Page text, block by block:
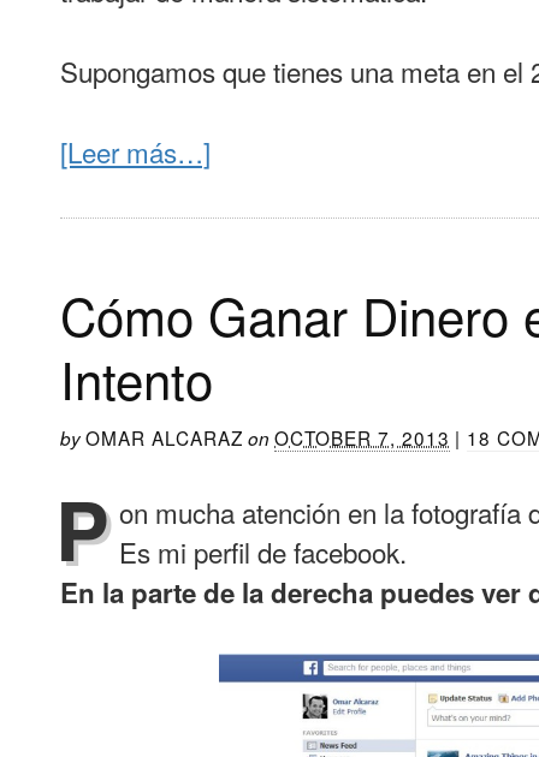
Supongamos que tienes una meta en el
[Leer más…]
Cómo Ganar Dinero
Intento
byOMAR ALCARAZ onOCTOBER 7, 2013 | 18
P on mucha atención en la fotografía
Es mi perfil de facebook.
En la parte de la derecha puedes